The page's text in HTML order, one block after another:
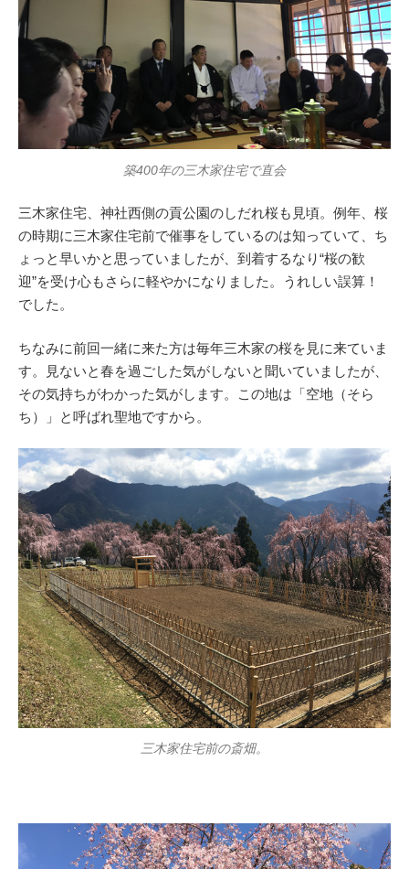
築400年の三木家住宅で直会
三木家住宅、神社西側の貢公園のしだれ桜も見頃。例年、桜
の時期に三木家住宅前で催事をしているのは知っていて、ち
ょっと早いかと思っていましたが、到着するなり“桜の歓
迎”を受け心もさらに軽やかになりました。うれしい誤算！
でした。
ちなみに前回一緒に来た方は毎年三木家の桜を見に来ていま
す。見ないと春を過ごした気がしないと聞いていましたが、
その気持ちがわかった気がします。この地は「空地（そら
ち）」と呼ばれ聖地ですから。
三木家住宅前の斎畑。